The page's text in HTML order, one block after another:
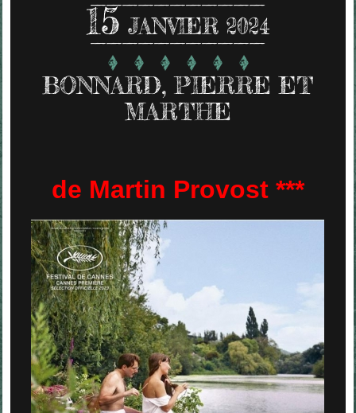
15 JANVIER 2024
BONNARD, PIERRE ET
MARTHE
de Martin Provost ***